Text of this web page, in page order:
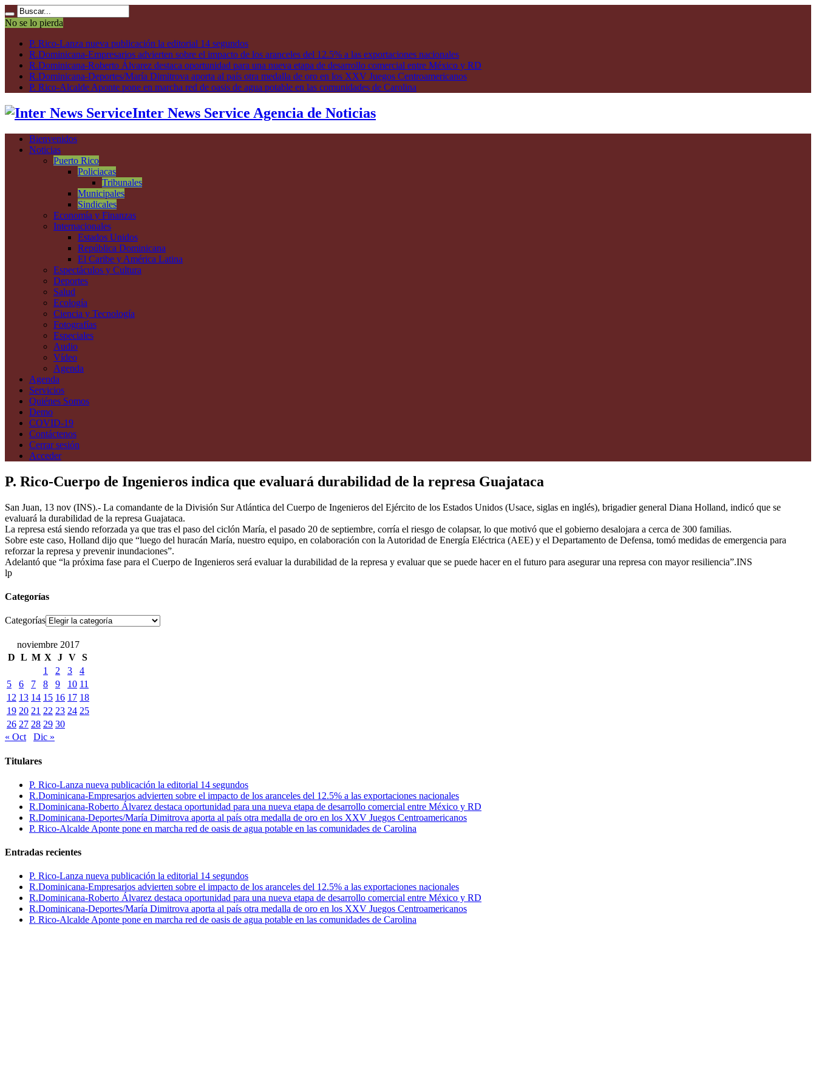
No se lo pierda
P. Rico-Lanza nueva publicación la editorial 14 segundos
R.Dominicana-Empresarios advierten sobre el impacto de los aranceles del 12.5% a las exportaciones nacionales
R.Dominicana-Roberto Álvarez destaca oportunidad para una nueva etapa de desarrollo comercial entre México y RD
R.Dominicana-Deportes/María Dimitrova aporta al país otra medalla de oro en los XXV Juegos Centroamericanos
P. Rico-Alcalde Aponte pone en marcha red de oasis de agua potable en las comunidades de Carolina
Inter News Service Agencia de Noticias
Bienvenidos
Noticias
Puerto Rico
Policiacas
Tribunales
Municipales
Sindicales
Economía y Finanzas
Internacionales
Estados Unidos
República Dominicana
El Caribe y América Latina
Espectáculos y Cultura
Deportes
Salud
Ecología
Ciencia y Tecnología
Fotografías
Especiales
Audio
Vídeo
Agenda
Agenda
Servicios
Quiénes Somos
Demo
COVID-19
Contáctenos
Cerrar sesión
Acceder
P. Rico-Cuerpo de Ingenieros indica que evaluará durabilidad de la represa Guajataca
San Juan, 13 nov (INS).- La comandante de la División Sur Atlántica del Cuerpo de Ingenieros del Ejército de los Estados Unidos (Usace, siglas en inglés), brigadier general Diana Holland, indicó que se
evaluará la durabilidad de la represa Guajataca.
La represa está siendo reforzada ya que tras el paso del ciclón María, el pasado 20 de septiembre, corría el riesgo de colapsar, lo que motivó que el gobierno desalojara a cerca de 300 familias.
Sobre este caso, Holland dijo que “luego del huracán María, nuestro equipo, en colaboración con la Autoridad de Energía Eléctrica (AEE) y el Departamento de Defensa, tomó medidas de emergencia para
reforzar la represa y prevenir inundaciones”.
Adelantó que “la próxima fase para el Cuerpo de Ingenieros será evaluar la durabilidad de la represa y evaluar que se puede hacer en el futuro para asegurar una represa con mayor resiliencia”.INS
lp
Categorías
Categorías
noviembre 2017
D L M X J V S
1
2 3
4
5
6 7 8 9 10 11
12 13 14 15 16 17 18
19 20 21 22 23 24 25
26 27 28 29 30
« Oct
Dic »
Titulares
P. Rico-Lanza nueva publicación la editorial 14 segundos
R.Dominicana-Empresarios advierten sobre el impacto de los aranceles del 12.5% a las exportaciones nacionales
R.Dominicana-Roberto Álvarez destaca oportunidad para una nueva etapa de desarrollo comercial entre México y RD
R.Dominicana-Deportes/María Dimitrova aporta al país otra medalla de oro en los XXV Juegos Centroamericanos
P. Rico-Alcalde Aponte pone en marcha red de oasis de agua potable en las comunidades de Carolina
Entradas recientes
P. Rico-Lanza nueva publicación la editorial 14 segundos
R.Dominicana-Empresarios advierten sobre el impacto de los aranceles del 12.5% a las exportaciones nacionales
R.Dominicana-Roberto Álvarez destaca oportunidad para una nueva etapa de desarrollo comercial entre México y RD
R.Dominicana-Deportes/María Dimitrova aporta al país otra medalla de oro en los XXV Juegos Centroamericanos
P. Rico-Alcalde Aponte pone en marcha red de oasis de agua potable en las comunidades de Carolina